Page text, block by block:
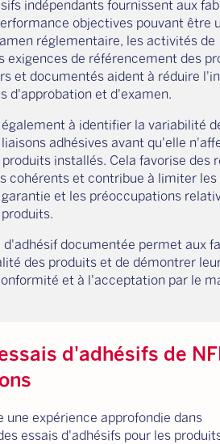
indépendants fournissent aux
objectives pouvant être
réglementaire, les activités de
exigences de référencement des
et documentés aident à réduire
d'approbation et d'examen.
à identifier la variabilité
adhésives avant qu'elle
installés. Cela favorise des
cohérents et contribue à limiter les
et les préoccupations
d'adhésif documentée permet aux
des produits et de démontrer
et à l'acceptation par le
d'adhésifs de
une expérience approfondie dans
essais d'adhésifs pour les